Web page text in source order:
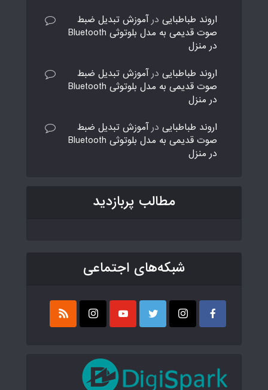
اروند طباطبایی درآموزش تبدیل ضبط
صوت قدیمی به مدل بلوتوثی Bluetooth
در منزل
اروند طباطبایی درآموزش تبدیل ضبط
صوت قدیمی به مدل بلوتوثی Bluetooth
در منزل
اروند طباطبایی درآموزش تبدیل ضبط
صوت قدیمی به مدل بلوتوثی Bluetooth
در منزل
مطالب پربازدید
شبکه‌های اجتماعی